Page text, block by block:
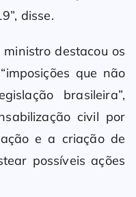
disse.
destacou os
que não
brasileira”,
civil por
e a criação de
possíveis ações